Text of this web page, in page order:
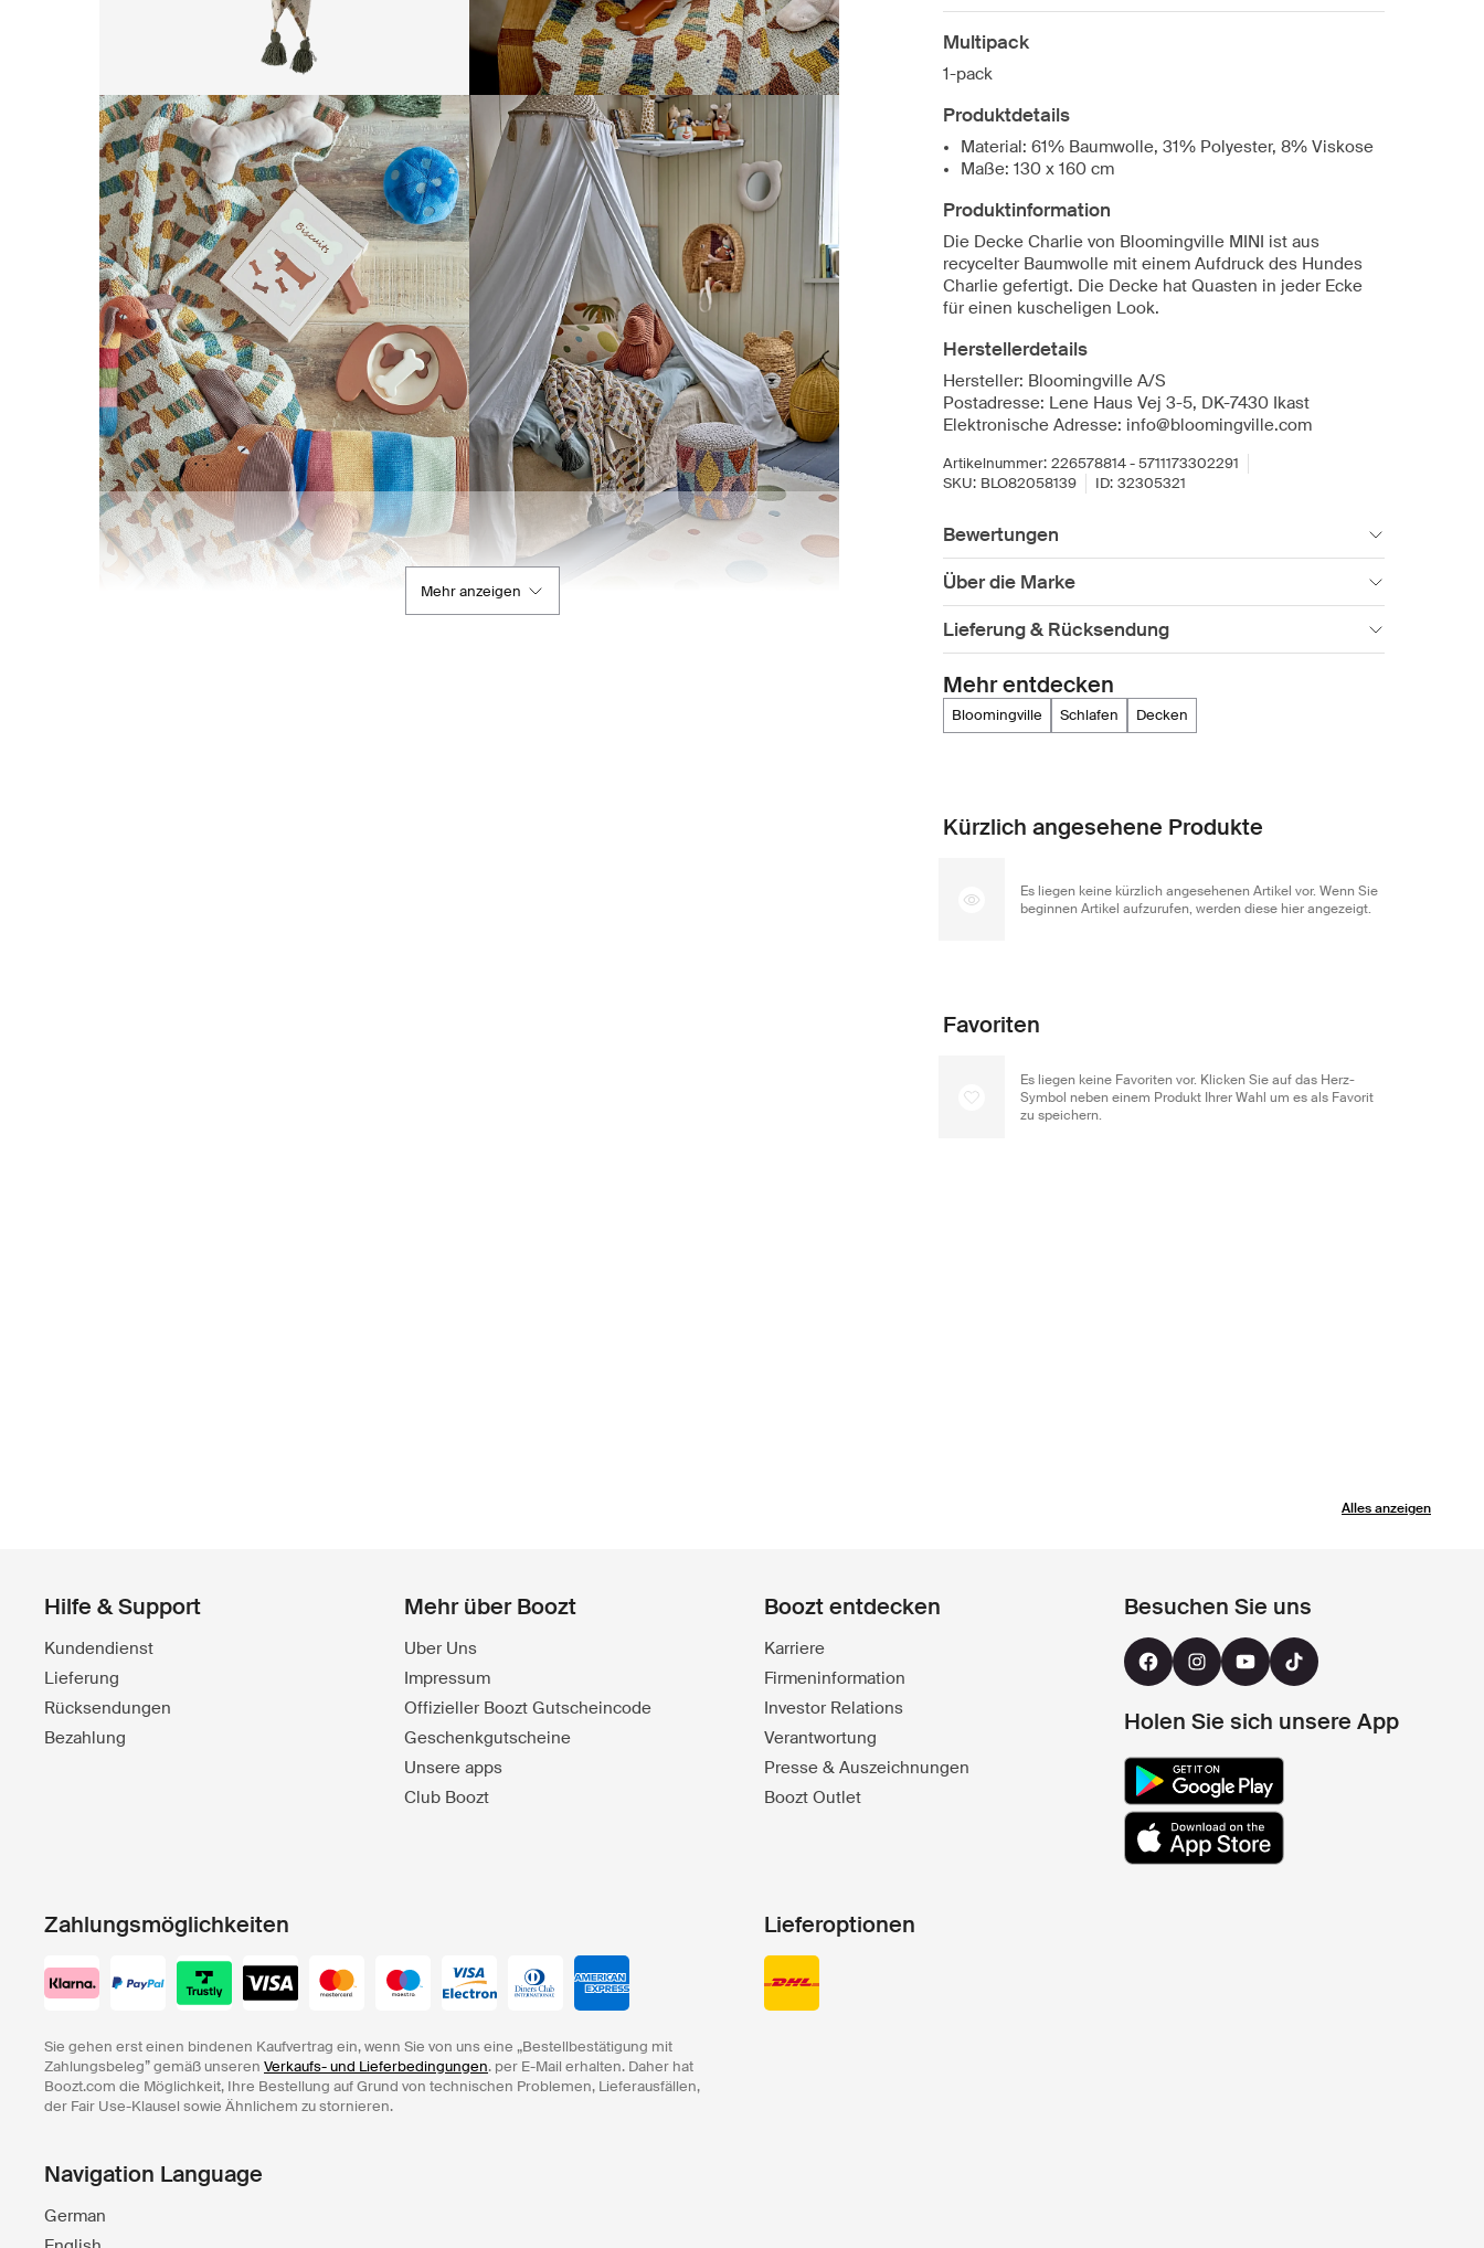
Mehr anzeigen
Multipack
1-pack
Produktdetails
Material: 61% Baumwolle, 31% Polyester, 8% Viskose
Maße: 130 x 160 cm
Produktinformation
Die Decke Charlie von Bloomingville MINI ist aus
recycelter Baumwolle mit einem Aufdruck des Hundes
Charlie gefertigt. Die Decke hat Quasten in jeder Ecke
für einen kuscheligen Look.
Herstellerdetails
Hersteller: Bloomingville A/S
Postadresse: Lene Haus Vej 3-5, DK-7430 Ikast
Elektronische Adresse: info@bloomingville.com
Artikelnummer: 226578814 - 5711173302291
SKU: BLO82058139 ID: 32305321
Bewertungen
Über die Marke
Lieferung & Rücksendung
Mehr entdecken
bloomingville schlafen decken
Kürzlich angesehene Produkte
Es liegen keine kürzlich angesehenen Artikel vor. Wenn Sie
beginnen Artikel aufzurufen, werden diese hier angezeigt.
Favoriten
Es liegen keine Favoriten vor. Klicken Sie auf das Herz-
Symbol neben einem Produkt Ihrer Wahl um es als Favorit
zu speichern.
Alles anzeigen
Hilfe & Support
Kundendienst
Lieferung
Rücksendungen
Bezahlung
Mehr über Boozt
Uber Uns
Impressum
Offizieller Boozt Gutscheincode
Geschenkgutscheine
Unsere apps
Club Boozt
Boozt entdecken
Karriere
Firmeninformation
Investor Relations
Verantwortung
Presse & Auszeichnungen
Boozt Outlet
Besuchen Sie uns
Holen Sie sich unsere App
Zahlungsmöglichkeiten
Sie gehen erst einen bindenen Kaufvertrag ein, wenn Sie von uns eine „Bestellbestätigung mit
Zahlungsbeleg” gemäß unseren Verkaufs- und Lieferbedingungen. per E-Mail erhalten. Daher hat
Boozt.com die Möglichkeit, Ihre Bestellung auf Grund von technischen Problemen, Lieferausfällen,
der Fair Use-Klausel sowie Ähnlichem zu stornieren.
Lieferoptionen
Navigation Language
German